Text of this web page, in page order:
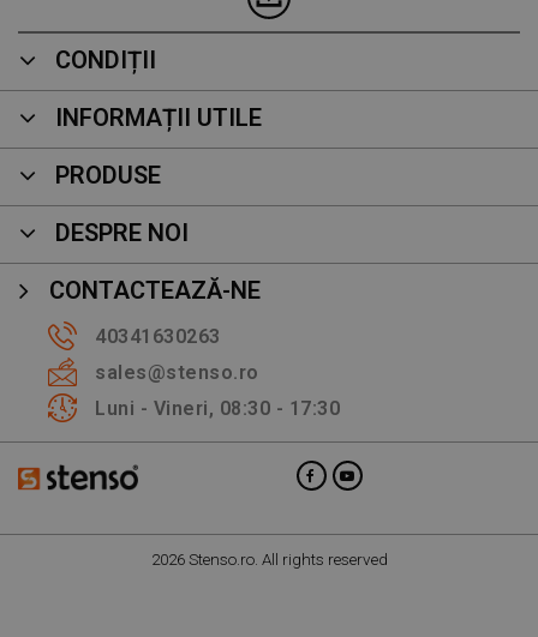
CONDIȚII
INFORMAȚII UTILE
PRODUSE
DESPRE NOI
CONTACTEAZĂ-NE
40341630263
sales@stenso.ro
Luni - Vineri, 08:30 - 17:30
2026 Stenso.ro. All rights reserved